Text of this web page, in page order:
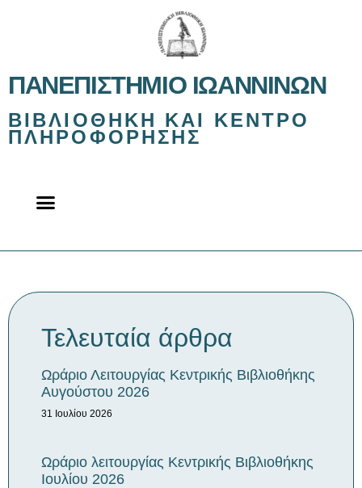
ΠΑΝΕΠΙΣΤΉΜΙΟ ΙΩΑΝΝΊΝΩΝ
ΒΙΒΛΙΟΘΉΚΗ ΚΑΙ ΚΈΝΤΡΟ
ΠΛΗΡΟΦΌΡΗΣΗΣ
Τελευταία άρθρα
Ωράριο Λειτουργίας Κεντρικής Βιβλιοθήκης
Αυγούστου 2026
31 Ιουλίου 2026
Ωράριο λειτουργίας Κεντρικής Βιβλιοθήκης
Iουλίου 2026